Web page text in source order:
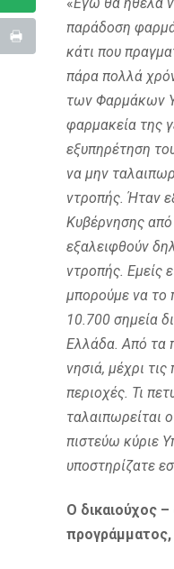
παράδοση
κάτι που
πάρα πολλά
των Φαρμάκων
φαρμακεία της
εξυπηρέτηση
να μην
ντροπής. Ήταν
Κυβέρνησης
εξαλειφθούν
ντροπής. Εμείς
μπορούμε να το
10.700 σημεία
Ελλάδα. Από τα
νησιά, μέχρι
περιοχές. Τι
ταλαιπωρείται
πιστεύω κύριε
υποστηρίζατε
Ο δικαιούχος